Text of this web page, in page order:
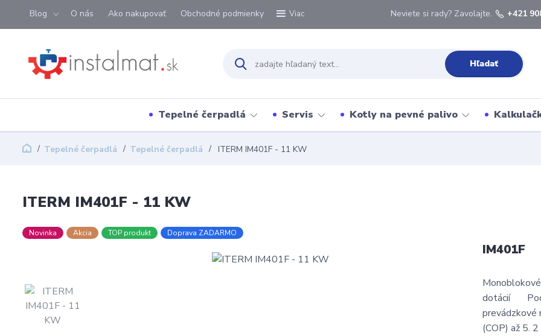
Blog O nás Ako nakupovať Obchodné podmienky Viac
Hľadať
Neviete si rady? Zavolajte. +421
Tepelné čerpadlá Servis Kotly na pevné palivo
Tepelné čerpadlá Tepelné čerpadlá ITERM IM401F - 11 KW
ITERM IM401F - 11 KW
Novinka Akcia TOP produkt Doprava ZADARMO
IM401F
dotácií
prevádzkové
(COP) až 5.